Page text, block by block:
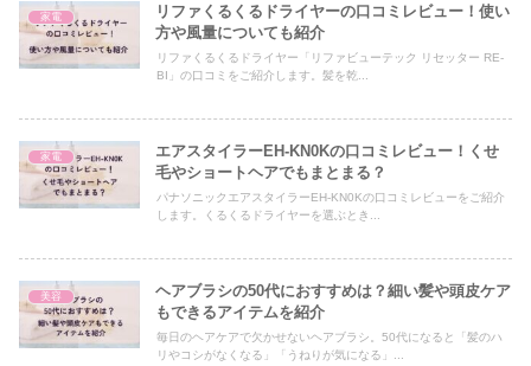
家電
リファくるくるドライヤーの口コミレビュー！使い
方や風量についても紹介
リファくるくるドライヤー「リファビューテック リセッター RE-
BI」の口コミをご紹介します。髪を乾...
家電
エアスタイラーEH-KN0Kの口コミレビュー！くせ
毛やショートヘアでもまとまる？
パナソニックエアスタイラーEH-KN0Kの口コミレビューをご紹介
します。くるくるドライヤーを選ぶとき...
美容
ヘアブラシの50代におすすめは？細い髪や頭皮ケア
もできるアイテムを紹介
毎日のヘアケアで欠かせないヘアブラシ。50代になると「髪のハ
リやコシがなくなる」「うねりが気になる」...